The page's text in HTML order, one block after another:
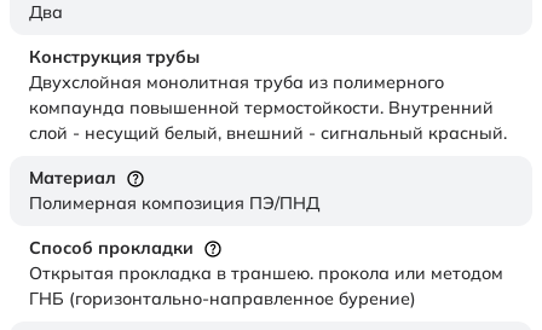
Два
Конструкция трубы
Двухслойная монолитная труба из полимерного
компаунда повышенной термостойкости. Внутренний
слой - несущий белый, внешний - сигнальный красный.
Материал
Полимерная композиция ПЭ/ПНД
Способ прокладки
Открытая прокладка в траншею. прокола или методом
ГНБ (горизонтально-направленное бурение)